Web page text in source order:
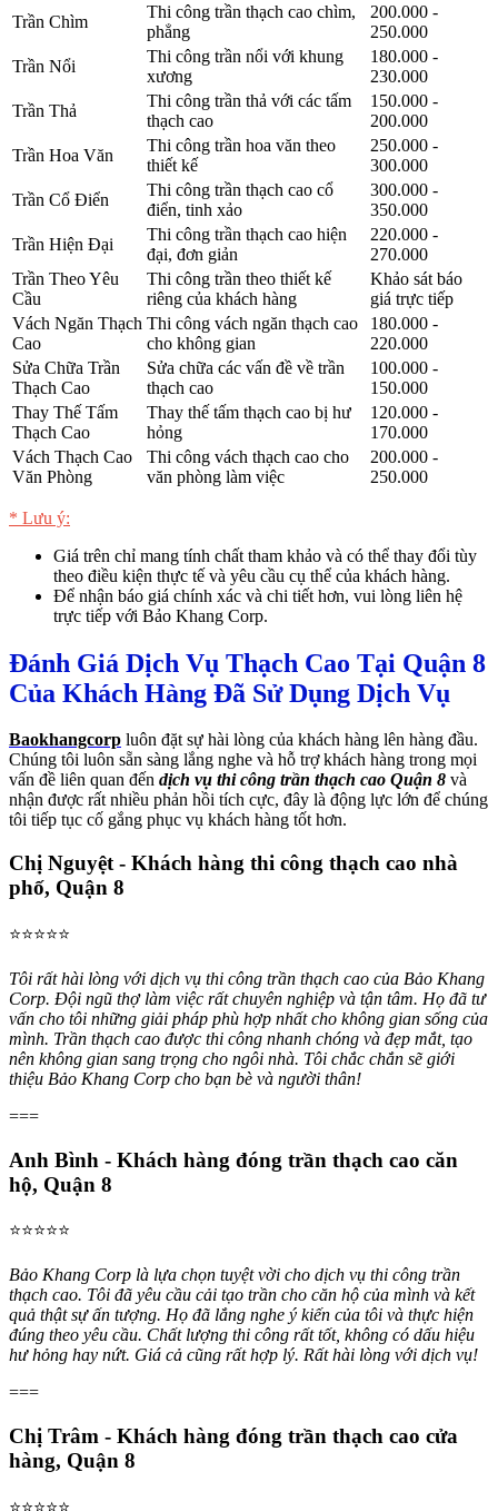
Trần Chìm
Thi công trần thạch cao chìm,
phẳng
200.000 -
250.000
Trần Nổi
Thi công trần nổi với khung
xương
180.000 -
230.000
Trần Thả
Thi công trần thả với các tấm
thạch cao
150.000 -
200.000
Trần Hoa Văn
Thi công trần hoa văn theo
thiết kế
250.000 -
300.000
Trần Cổ Điển
Thi công trần thạch cao cổ
điển, tinh xảo
300.000 -
350.000
Trần Hiện Đại
Thi công trần thạch cao hiện
đại, đơn giản
220.000 -
270.000
Trần Theo Yêu
Cầu
Thi công trần theo thiết kế
riêng của khách hàng
Khảo sát báo
giá trực tiếp
Vách Ngăn Thạch
Cao
Thi công vách ngăn thạch cao
cho không gian
180.000 -
220.000
Sửa Chữa Trần
Thạch Cao
Sửa chữa các vấn đề về trần
thạch cao
100.000 -
150.000
Thay Thế Tấm
Thạch Cao
Thay thế tấm thạch cao bị hư
hỏng
120.000 -
170.000
Vách Thạch Cao
Văn Phòng
Thi công vách thạch cao cho
văn phòng làm việc
200.000 -
250.000
* Lưu ý:
Giá trên chỉ mang tính chất tham khảo và có thể thay đổi tùy
theo điều kiện thực tế và yêu cầu cụ thể của khách hàng.
Để nhận báo giá chính xác và chi tiết hơn, vui lòng liên hệ
trực tiếp với Bảo Khang Corp.
Đánh Giá Dịch Vụ Thạch Cao Tại Quận 8
Của Khách Hàng Đã Sử Dụng Dịch Vụ
Baokhangcorp luôn đặt sự hài lòng của khách hàng lên hàng đầu.
Chúng tôi luôn sẵn sàng lắng nghe và hỗ trợ khách hàng trong mọi
vấn đề liên quan đến dịch vụ thi công trần thạch cao Quận 8 và
nhận được rất nhiều phản hồi tích cực, đây là động lực lớn để chúng
tôi tiếp tục cố gắng phục vụ khách hàng tốt hơn.
Chị Nguyệt - Khách hàng thi công thạch cao nhà
phố, Quận 8
⭐⭐⭐⭐⭐
Tôi rất hài lòng với dịch vụ thi công trần thạch cao của Bảo Khang
Corp. Đội ngũ thợ làm việc rất chuyên nghiệp và tận tâm. Họ đã tư
vấn cho tôi những giải pháp phù hợp nhất cho không gian sống của
mình. Trần thạch cao được thi công nhanh chóng và đẹp mắt, tạo
nên không gian sang trọng cho ngôi nhà. Tôi chắc chắn sẽ giới
thiệu Bảo Khang Corp cho bạn bè và người thân!
===
Anh Bình - Khách hàng đóng trần thạch cao căn
hộ, Quận 8
⭐⭐⭐⭐⭐
Bảo Khang Corp là lựa chọn tuyệt vời cho dịch vụ thi công trần
thạch cao. Tôi đã yêu cầu cải tạo trần cho căn hộ của mình và kết
quả thật sự ấn tượng. Họ đã lắng nghe ý kiến của tôi và thực hiện
đúng theo yêu cầu. Chất lượng thi công rất tốt, không có dấu hiệu
hư hỏng hay nứt. Giá cả cũng rất hợp lý. Rất hài lòng với dịch vụ!
===
Chị Trâm - Khách hàng đóng trần thạch cao cửa
hàng, Quận 8
⭐⭐⭐⭐⭐